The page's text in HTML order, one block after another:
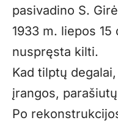
pasivadino S.
1933 m. liepos
nuspręsta kilti.
Kad tilptų
įrangos,
Po